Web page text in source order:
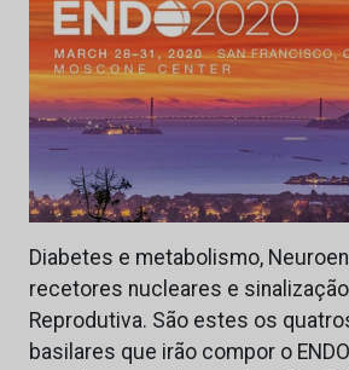
Diabetes e metabolismo,
recetores nucleares e
Reprodutiva. São estes os
basilares que irão compor o